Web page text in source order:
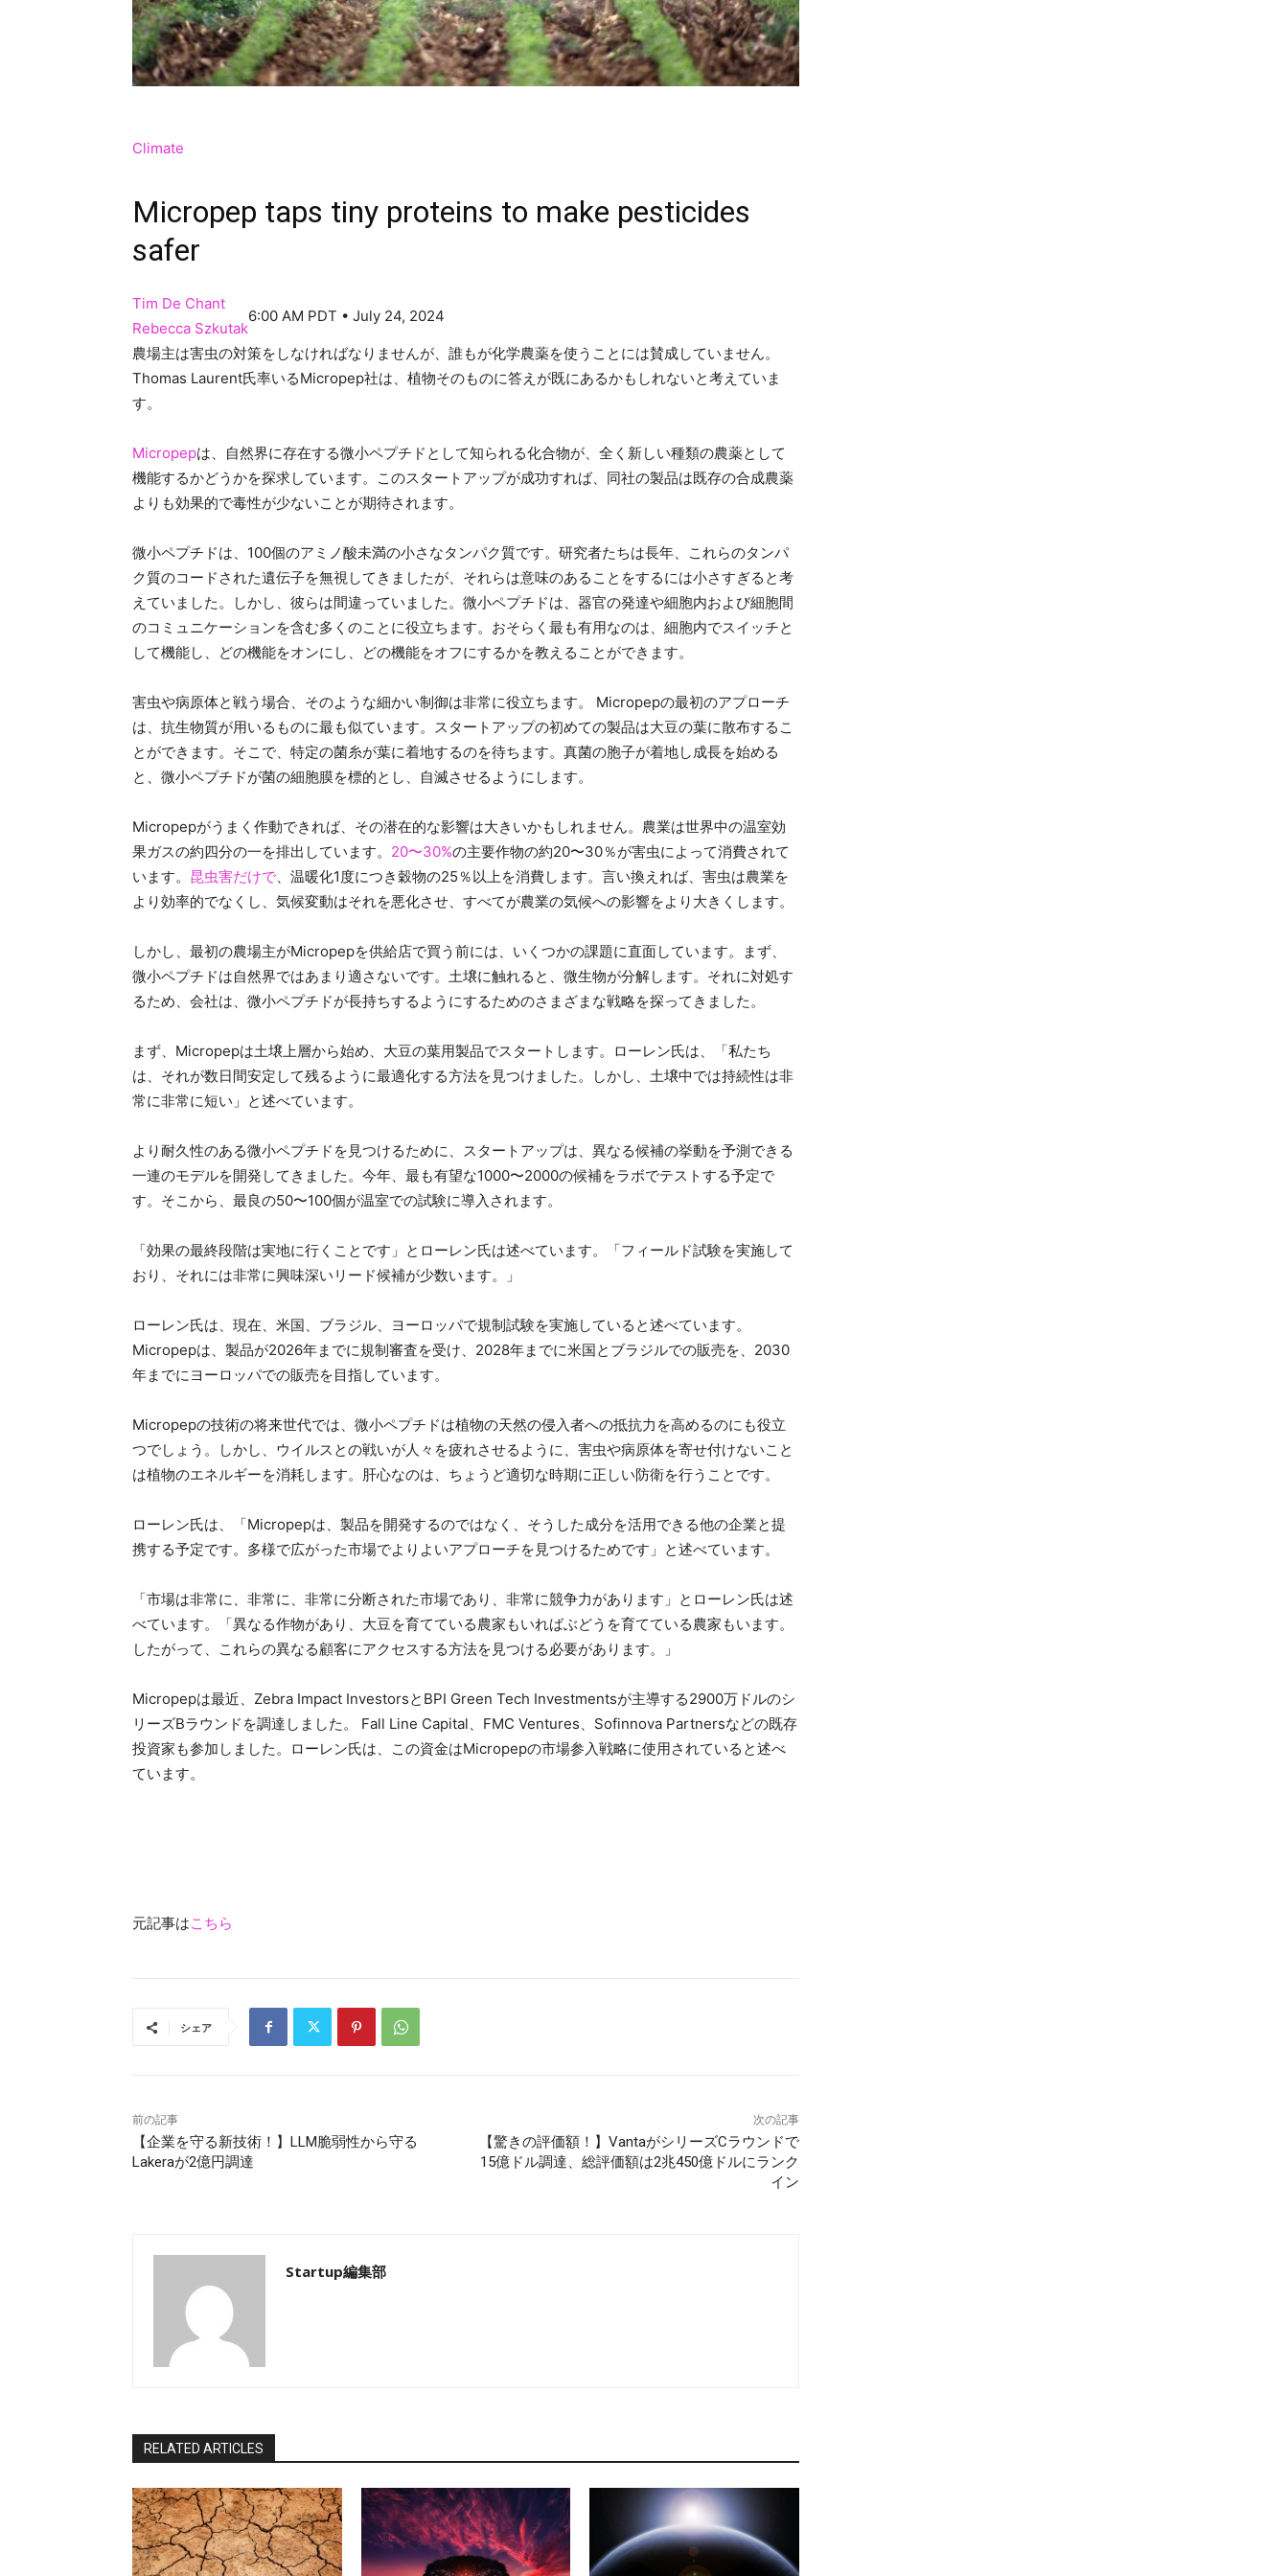
Climate
Micropep taps tiny proteins to make pesticides
safer
Tim De Chant
Rebecca Szkutak
6:00 AM PDT • July 24, 2024
農場主は害虫の対策をしなければなりませんが、誰もが化学農薬を使うことには賛成していません。
Thomas Laurent氏率いるMicropep社は、植物そのものに答えが既にあるかもしれないと考えていま
す。
Micropepは、自然界に存在する微小ペプチドとして知られる化合物が、全く新しい種類の農薬として
機能するかどうかを探求しています。このスタートアップが成功すれば、同社の製品は既存の合成農薬
よりも効果的で毒性が少ないことが期待されます。
微小ペプチドは、100個のアミノ酸未満の小さなタンパク質です。研究者たちは長年、これらのタンパ
ク質のコードされた遺伝子を無視してきましたが、それらは意味のあることをするには小さすぎると考
えていました。しかし、彼らは間違っていました。微小ペプチドは、器官の発達や細胞内および細胞間
のコミュニケーションを含む多くのことに役立ちます。おそらく最も有用なのは、細胞内でスイッチと
して機能し、どの機能をオンにし、どの機能をオフにするかを教えることができます。
害虫や病原体と戦う場合、そのような細かい制御は非常に役立ちます。 Micropepの最初のアプローチ
は、抗生物質が用いるものに最も似ています。スタートアップの初めての製品は大豆の葉に散布するこ
とができます。そこで、特定の菌糸が葉に着地するのを待ちます。真菌の胞子が着地し成長を始める
と、微小ペプチドが菌の細胞膜を標的とし、自滅させるようにします。
Micropepがうまく作動できれば、その潜在的な影響は大きいかもしれません。農業は世界中の温室効
果ガスの約四分の一を排出しています。 20〜30%の主要作物の約20〜30％が害虫によって消費されて
います。 昆虫害だけで、温暖化1度につき穀物の25％以上を消費します。言い換えれば、害虫は農業を
より効率的でなくし、気候変動はそれを悪化させ、すべてが農業の気候への影響をより大きくします。
しかし、最初の農場主がMicropepを供給店で買う前には、いくつかの課題に直面しています。まず、
微小ペプチドは自然界ではあまり適さないです。土壌に触れると、微生物が分解します。それに対処す
るため、会社は、微小ペプチドが長持ちするようにするためのさまざまな戦略を探ってきました。
まず、Micropepは土壌上層から始め、大豆の葉用製品でスタートします。ローレン氏は、「私たち
は、それが数日間安定して残るように最適化する方法を見つけました。しかし、土壌中では持続性は非
常に非常に短い」と述べています。
より耐久性のある微小ペプチドを見つけるために、スタートアップは、異なる候補の挙動を予測できる
一連のモデルを開発してきました。今年、最も有望な1000〜2000の候補をラボでテストする予定で
す。そこから、最良の50〜100個が温室での試験に導入されます。
「効果の最終段階は実地に行くことです」とローレン氏は述べています。「フィールド試験を実施して
おり、それには非常に興味深いリード候補が少数います。」
ローレン氏は、現在、米国、ブラジル、ヨーロッパで規制試験を実施していると述べています。
Micropepは、製品が2026年までに規制審査を受け、2028年までに米国とブラジルでの販売を、2030
年までにヨーロッパでの販売を目指しています。
Micropepの技術の将来世代では、微小ペプチドは植物の天然の侵入者への抵抗力を高めるのにも役立
つでしょう。しかし、ウイルスとの戦いが人々を疲れさせるように、害虫や病原体を寄せ付けないこと
は植物のエネルギーを消耗します。肝心なのは、ちょうど適切な時期に正しい防衛を行うことです。
ローレン氏は、「Micropepは、製品を開発するのではなく、そうした成分を活用できる他の企業と提
携する予定です。多様で広がった市場でよりよいアプローチを見つけるためです」と述べています。
「市場は非常に、非常に、非常に分断された市場であり、非常に競争力があります」とローレン氏は述
べています。「異なる作物があり、大豆を育てている農家もいればぶどうを育てている農家もいます。
したがって、これらの異なる顧客にアクセスする方法を見つける必要があります。」
Micropepは最近、Zebra Impact InvestorsとBPI Green Tech Investmentsが主導する2900万ドルのシ
リーズBラウンドを調達しました。 Fall Line Capital、FMC Ventures、Sofinnova Partnersなどの既存
投資家も参加しました。ローレン氏は、この資金はMicropepの市場参入戦略に使用されていると述べ
ています。
元記事はこちら
シェア
前の記事
【企業を守る新技術！】LLM脆弱性から守る
Lakeraが2億円調達
次の記事
【驚きの評価額！】VantaがシリーズCラウンドで
15億ドル調達、総評価額は2兆450億ドルにランク
イン
Startup編集部
RELATED ARTICLES